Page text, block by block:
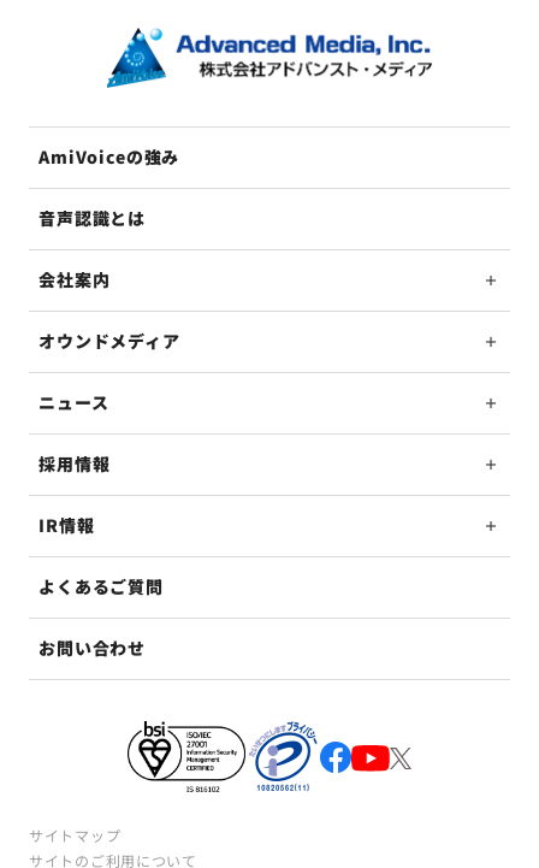
AmiVoiceの強み
音声認識とは
会社案内
オウンドメディア
ニュース
採用情報
IR情報
よくあるご質問
お問い合わせ
サイトマップ
サイトのご利用について